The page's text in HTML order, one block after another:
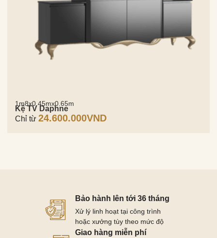
1m8x0.45mx0.65m
Kệ TV Daphne
Chỉ từ 24.600.000VND
Bảo hành lên tới 36 tháng
Xử lý linh hoạt tại công trình
hoặc xưởng tùy theo mức độ
Giao hàng miễn phí